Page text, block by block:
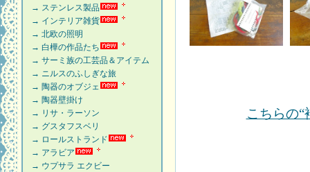
→ ステンレス製品
→ インテリア雑貨
→ 北欧の照明
→ 白樺の作品たち
→ サーミ族の工芸品＆アイテム
→ ニルスのふしぎな旅
→ 陶器のオブジェ
→ 陶器壁掛け
→ リサ・ラーソン
→ グスタフスベリ
→ ロールストランド
→ アラビア
→ ウプサラ エクビー
こちらの“